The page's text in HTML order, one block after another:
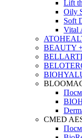
Lift
Oily
Soft
Vital
BEAUTY
BELLARTI
CMED